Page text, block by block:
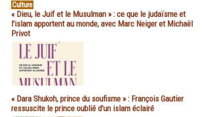
Culture
« Dieu, le Juif et le Musulman » : ce que le judaïsme et
l'islam apportent au monde, avec Marc Neiger et Michaël
Privot
« Dara Shukoh, prince du soufisme » : François Gautier
ressuscite le prince oublié d'un islam éclairé